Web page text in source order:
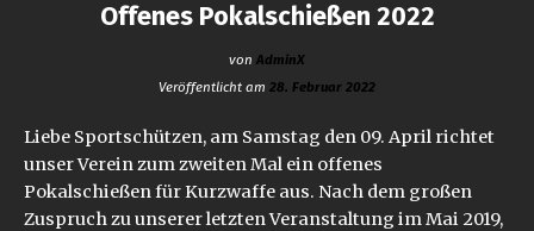
Offenes Pokalschießen 2022
von AdminX
Veröffentlicht am 28. Februar 2022
Liebe Sportschützen, am Samstag den 09. April richtet
unser Verein zum zweiten Mal ein offenes
Pokalschießen für Kurzwaffe aus. Nach dem großen
Zuspruch zu unserer letzten Veranstaltung im Mai 2019,